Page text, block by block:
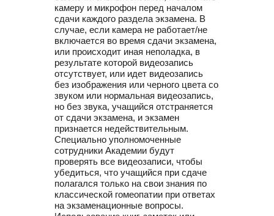
камеру и микрофон перед началом
сдачи каждого раздела экзамена. В
случае, если камера не работает/не
включается во время сдачи экзамена,
или происходит иная неполадка, в
результате которой видеозапись
отсутствует, или идет видеозапись
без изображения или черного цвета со
звуком или нормальная видеозапись,
но без звука, учащийся отстраняется
от сдачи экзамена, и экзамен
признается недействительным.
Специально уполномоченные
сотрудники Академии будут
проверять все видеозаписи, чтобы
убедиться, что учащийся при сдаче
полагался только на свои знания по
классической гомеопатии при ответах
на экзаменационные вопросы.